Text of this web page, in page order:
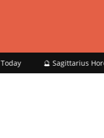
🔮 Sagittarius Horoscope